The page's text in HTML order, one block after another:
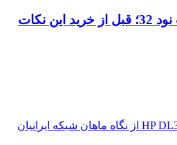
راهنمای خرید محصولات نود 32؛ قبل از خرید این نکات